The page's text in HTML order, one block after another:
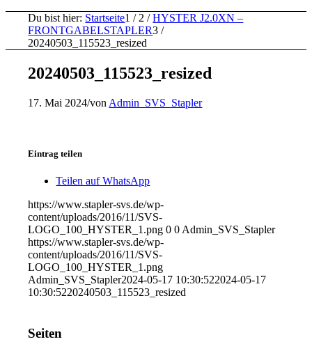
Du bist hier: Startseite1 / 2 / HYSTER J2.0XN –
FRONTGABELSTAPLER3 /
20240503_115523_resized
20240503_115523_resized
17. Mai 2024/von Admin_SVS_Stapler
Eintrag teilen
Teilen auf WhatsApp
https://www.stapler-svs.de/wp-
content/uploads/2016/11/SVS-
LOGO_100_HYSTER_1.png 0 0 Admin_SVS_Stapler
https://www.stapler-svs.de/wp-
content/uploads/2016/11/SVS-
LOGO_100_HYSTER_1.png
Admin_SVS_Stapler2024-05-17 10:30:522024-05-17
10:30:5220240503_115523_resized
Seiten